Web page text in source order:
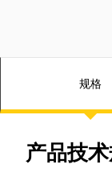
规格
产品技术